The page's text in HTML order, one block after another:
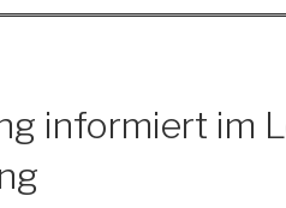
informiert im